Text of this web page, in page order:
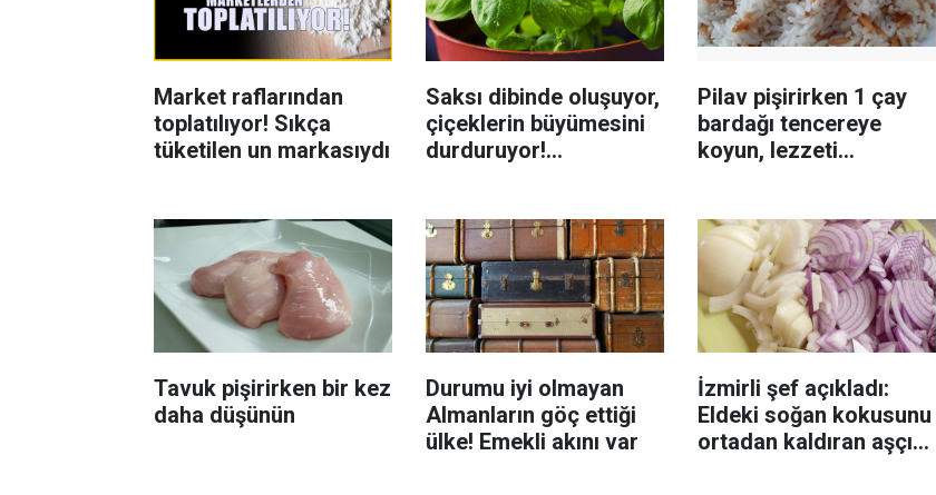
Market raflarından
toplatılıyor! Sıkça
tüketilen un markasıydı
Saksı dibinde oluşuyor,
çiçeklerin büyümesini
durduruyor!
Pilav pişirirken 1 çay
bardağı tencereye
koyun, lezzeti
Tavuk pişirirken bir kez
daha düşünün
Durumu iyi olmayan
Almanların göç ettiği
ülke! Emekli akını var
İzmirli şef açıkladı:
Eldeki soğan kokusunu
ortadan kaldıran aşçı